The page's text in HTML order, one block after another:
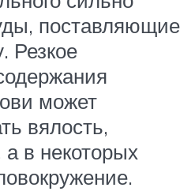
поставляющие
Резкое
может
вялость,
а в некоторых